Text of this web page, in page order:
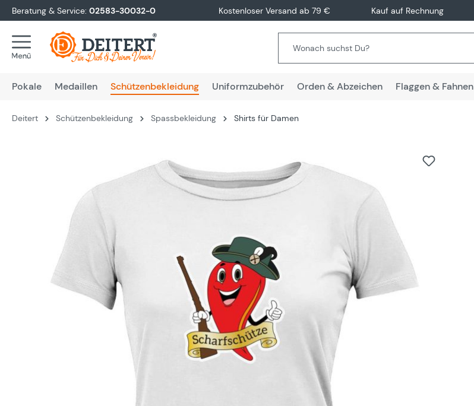
Zur Hauptnavigation springen
Beratung & Service: 02583-30032-0 Kostenloser Versand ab 79 € Kauf auf Rechnung
Pokale Medaillen Schützenbekleidung Uniformzubehör Orden & Abzeichen Flaggen & Fahnen
Deitert Schützenbekleidung Spassbekleidung Shirts für Damen